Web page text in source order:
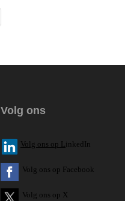
Volg ons
Volg ons op L inkedIn
Volg ons op Facebook
Volg ons op X